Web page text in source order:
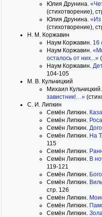
Юлия Друнина.
(стихотворение),
Юлия Друнина. «Из
(стихотворение),
Н. М. Коржавин
Наум Коржавин. 16
Наум Коржавин.
осталось от них...»
Наум Коржавин.
104-105
М. В. Кульчицкий
Михаил Кульчицкий.
завистник!…»
С. И. Липкин
Семён Липкин.
Семён Липкин. Роса
Семён Липкин.
Семён Липкин. На
115
Семён Липкин.
Семён Липкин. В
119-121
Семён Липкин.
Семён Липкин.
стр. 126
Семён Липкин.
Семён Липкин.
Семён Липкин.